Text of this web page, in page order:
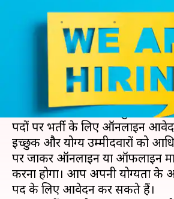
मोना दीक्षित
क्या है खबर?
सरकारी नौकरी की तलाश करने वाले
एक अच्छी खबर है। इस सप्ताह इंडियन
लोक सेवा आयोग और हिंदुस्तान कॉपर
पदों पर भर्ती के लिए ऑनलाइन
इच्छुक और योग्य उम्मीदवारों को
पर जाकर ऑनलाइन या ऑफलाइन
करना होगा। आप अपनी योग्यता के
पद के लिए आवेदन कर सकते हैं।